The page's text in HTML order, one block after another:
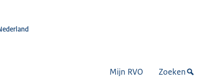
Mijn RVO Zoeken